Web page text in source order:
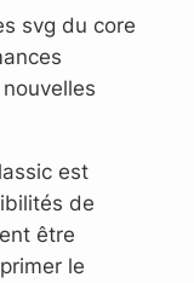
svg du core
est
de
être
le